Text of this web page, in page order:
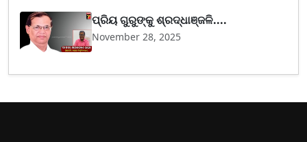
ପ୍ରିୟ ଗୁରୁଙ୍କୁ ଶ୍ରଦ୍ଧାଞ୍ଜଳି....
November 28, 2025